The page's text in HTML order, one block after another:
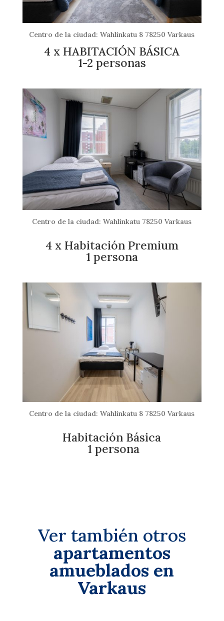
Centro de la ciudad: Wahlinkatu 8 78250 Varkaus
4 x HABITACIÓN BÁSICA
1-2 personas
Centro de la ciudad: Wahlinkatu 78250 Varkaus
4 x Habitación Premium
1 persona
Centro de la ciudad: Wahlinkatu 8 78250 Varkaus
Habitación Básica
1 persona
Ver también otros
apartamentos
amueblados en
Varkaus